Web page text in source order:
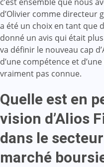
d’Olivier comme directeur
a été un choix en tant que
donné un avis qui était
va définir le nouveau cap
d’une compétence et
vraiment pas connue.
Quelle est en
vision d’Alios
dans le
marché